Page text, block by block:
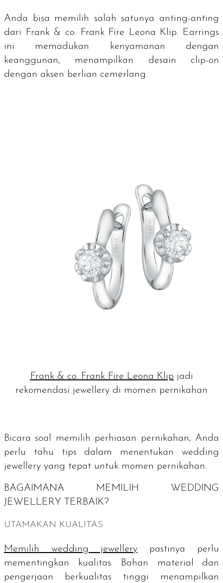
Anda bisa memilih salah satunya anting-anting
dari Frank & co. Frank Fire Leona Klip. Earrings
ini memadukan kenyamanan dengan
keanggunan, menampilkan desain clip-on
dengan aksen berlian cemerlang.
Frank & co. Frank Fire Leona Klip jadi
rekomendasi jewellery di momen pernikahan
Bicara soal memilih perhiasan pernikahan, Anda
perlu tahu tips dalam menentukan wedding
jewellery yang tepat untuk momen pernikahan.
BAGAIMANA MEMILIH WEDDING
JEWELLERY TERBAIK?
UTAMAKAN KUALITAS
Memilih wedding jewellery pastinya perlu
mementingkan kualitas. Bahan material dan
pengerjaan berkualitas tinggi menampilkan